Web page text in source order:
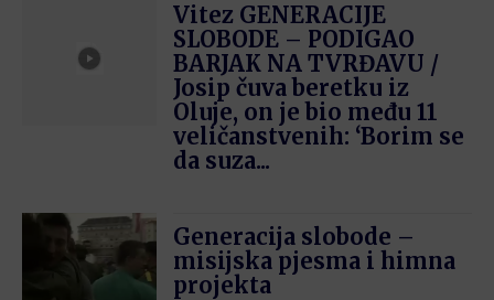
Vitez GENERACIJE
SLOBODE – PODIGAO
BARJAK NA TVRĐAVU /
Josip čuva beretku iz
Oluje, on je bio među 11
veličanstvenih: ‘Borim se
da suza...
Generacija slobode –
misijska pjesma i himna
projekta